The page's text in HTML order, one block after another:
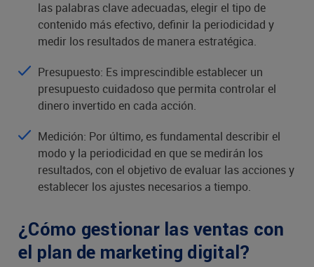
las palabras clave adecuadas, elegir el tipo de
contenido más efectivo, definir la periodicidad y
medir los resultados de manera estratégica.
Presupuesto: Es imprescindible establecer un
presupuesto cuidadoso que permita controlar el
dinero invertido en cada acción.
Medición: Por último, es fundamental describir el
modo y la periodicidad en que se medirán los
resultados, con el objetivo de evaluar las acciones y
establecer los ajustes necesarios a tiempo.
¿Cómo gestionar las ventas con
el plan de marketing digital?